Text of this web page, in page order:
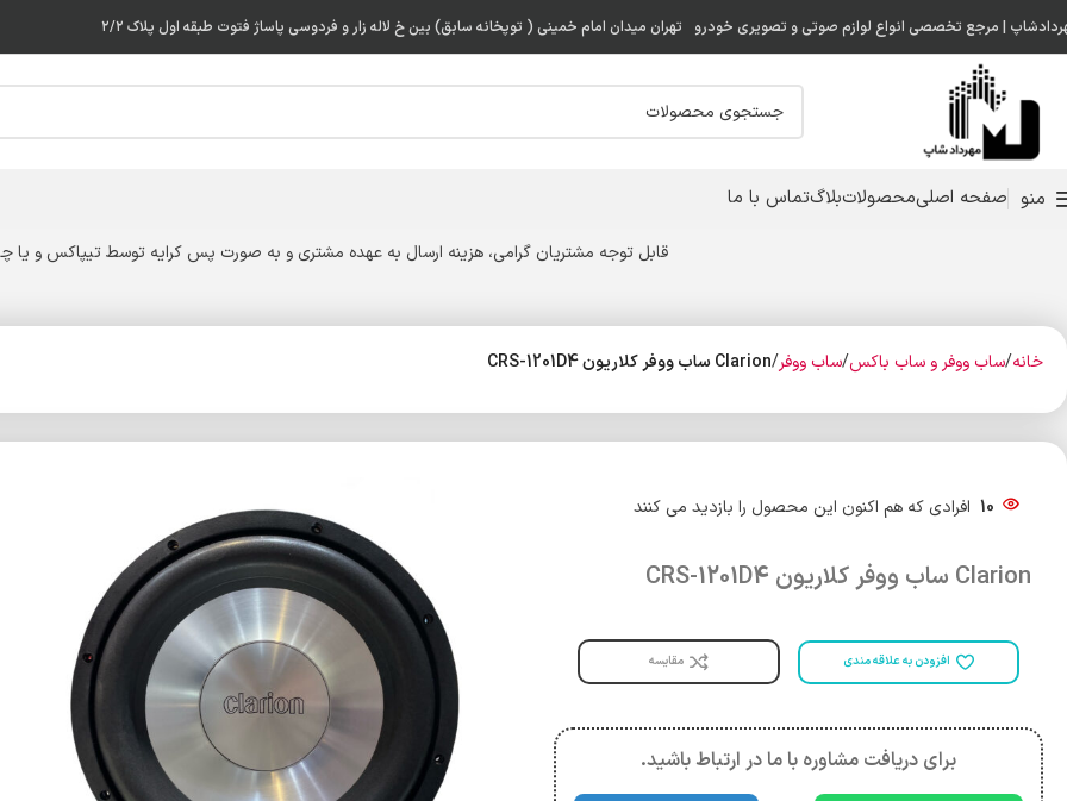
| مرجع تخصصی انواع لوازم صوتی و تصویری خودرو تهران میدان امام خمینی ( توپخانه سابق) بین خ لاله زار و فردوسی پاساژ فتوت طبقه اول پلاک ۲/۲
منو صفحه اصلیمحصولاتبلاگتماس با ما
قابل توجه مشتریان گرامی، هزینه ارسال به عهده مشتری و به صورت پس کرایه توسط تیپاکس و یا
خانه ساب ووفر و ساب باکس ساب ووفر Clarion ساب ووفر کلاریون CRS-1201D4
10 افرادی که هم اکنون این محصول را بازدید می کنند
Clarion ساب ووفر کلاریون CRS-1201D4
افزودن به علاقه مندی مقایسه
برای دریافت مشاوره با ما در ارتباط باشید.